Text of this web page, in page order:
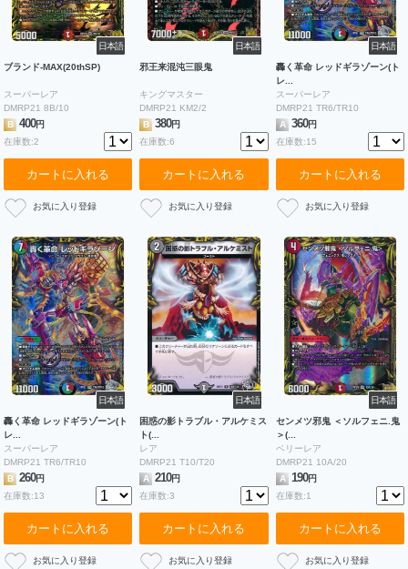
日本語
ブランド-MAX(20thSP)
スーパーレア
DMRP21 8B/10
B
400円
在庫数:2
カートに入れる
日本語
邪王来混沌三眼鬼
キングマスター
DMRP21 KM2/2
B
380円
在庫数:6
カートに入れる
日本語
轟く革命 レッドギラゾーン(ト
レ...
スーパーレア
DMRP21 TR6/TR10
A 360円
在庫数:15
カートに入れる
日本語
轟く革命 レッドギラゾーン(ト
レ...
スーパーレア
DMRP21 TR6/TR10
B
260円
在庫数:13
カートに入れる
日本語
困惑の影トラブル・アルケミス
ト(...
レア
DMRP21 T10/T20
A
210円
在庫数:3
カートに入れる
日本語
センメツ邪鬼 ＜ソルフェニ.鬼
＞(...
ベリーレア
DMRP21 10A/20
A 190円
在庫数:1
カートに入れる